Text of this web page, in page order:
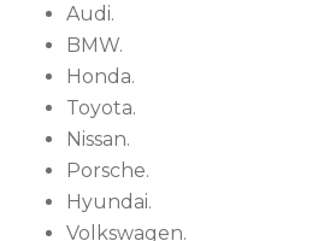
Audi.
BMW.
Honda.
Toyota.
Nissan.
Porsche.
Hyundai.
Volkswagen.